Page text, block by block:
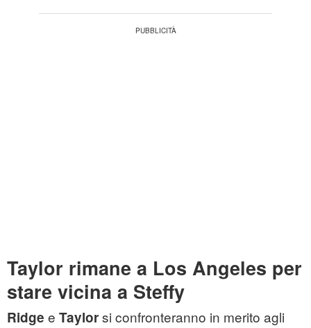
Taylor rimane a Los Angeles per
stare vicina a Steffy
Ridge e Taylorsi confronteranno in merito agli